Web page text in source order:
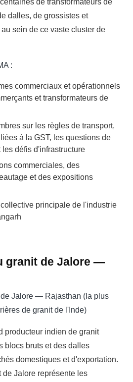
de transformateurs de
dalles, de grossistes et
sein de ce vaste cluster de
:
commerciaux et opérationnels
et transformateurs de
sur les règles de transport,
à la GST, les questions de
défis d'infrastructure
commerciales, des
et des expositions
principale de l'industrie
granit de Jalore —
Jalore — Rajasthan (la plus
de granit de l'Inde)
producteur indien de granit
blocs bruts et des dalles
domestiques et d'exportation.
de Jalore représente les